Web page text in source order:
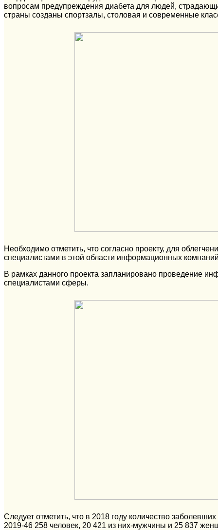
вопросам предупреждения диабета для людей,
страны созданы спортзалы, столовая и современные
Необходимо отметить, что согласно проекту, для
специалистами в этой области информационных
В рамках данного проекта запланировано проведение
специалистами сферы.
Следует отметить, что в 2018 году количество
2019-46 258 человек, 20 421 из них-мужчины и 25 837